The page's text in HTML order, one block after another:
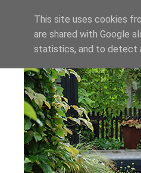
This site uses cookies
are shared with Google
statistics, and to detect